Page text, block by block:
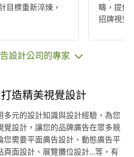
目標重新淬煉，
疇，提供
招牌視覺
設計公司的專家
造精美視覺設計
多元的設計知識與設計經驗，為您
覺設計，讓您的品牌廣告在眾多競
您需要平面廣告設計、動態廣告平
頁面設計、展覽攤位設計...等，有